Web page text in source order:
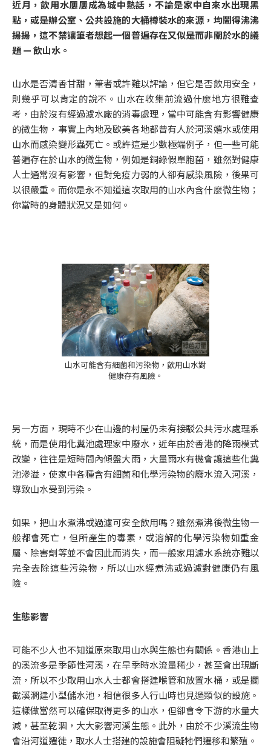
近月，飲用水屢屢成為城中熱話，不論是家中自來水出現黑
點，或是辦公室、公共設施的大桶樽裝水的來源，均鬧得沸沸
揚揚，這不禁讓筆者想起一個普遍存在又似是而非關於水的議
題 — 飲山水。
山水是否清香甘甜，筆者或許難以評論，但它是否飲用安全，
則幾乎可以肯定的說不。山水在收集前流過什麼地方很難查
考，由於沒有經過濾水廠的消毒處理，當中可能含有影響健康
的微生物，事實上內地及歐美各地都曾有人於河溪嬉水或使用
山水而感染變形蟲死亡。或許這是少數極端例子，但一些可能
普遍存在於山水的微生物，例如是銅綠假單胞菌，雖然對健康
人士通常沒有影響，但對免疫力弱的人卻有感染風險，後果可
以很嚴重。而你是永不知道這次取用的山水內含什麼微生物；
你當時的身體狀況又是如何。
山水可能含有細菌和污染物，飲用山水對
健康存有風險。
另一方面，現時不少在山邊的村屋仍未有接駁公共污水處理系
統，而是使用化糞池處理家中廢水，近年由於香港的降雨模式
改變，往往是短時間內傾盤大雨，大量雨水有機會讓這些化糞
池滲溢，使家中各種含有細菌和化學污染物的廢水流入河溪，
導致山水受到污染。
如果，把山水煮沸或過濾可安全飲用嗎？雖然煮沸後微生物一
般都會死亡，但所產生的毒素，或溶解的化學污染物如重金
屬、除害劑等並不會因此而消失，而一般家用濾水系統亦難以
完全去除這些污染物，所以山水經煮沸或過濾對健康仍有風
險。
生態影響
可能不少人也不知道原來取用山水與生態也有關係。香港山上
的溪流多是季節性河溪，在旱季時水流量稀少，甚至會出現斷
流，所以不少取用山水人士都會搭建喉管和放置水桶，或是攔
截溪澗建小型儲水池，相信很多人行山時也見過類似的設施。
這樣做當然可以確保取得更多的山水，但卻會令下游的水量大
減，甚至乾涸，大大影響河溪生態。此外，由於不少溪流生物
會沿河道遷徙，取水人士搭建的設施會阻礙牠們遷移和繁殖。